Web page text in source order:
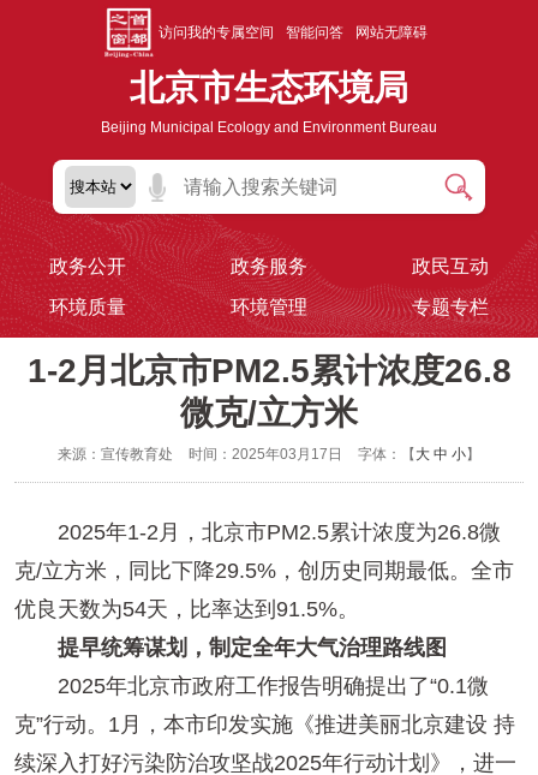
访问我的专属空间 智能问答 网站无障碍
北京市生态环境局
Beijing Municipal Ecology and Environment Bureau
政务公开 政务服务
政民互动
环境质量
环境管理 专题专栏
1-2月北京市PM2.5累计浓度26.8
微克/立方米
来源：宣传教育处 时间：2025年03月17日 字体：【 大 中 小】
2025年1-2月，北京市PM2.5累计浓度为26.8微
克/立方米，同比下降29.5%，创历史同期最低。全市
优良天数为54天，比率达到91.5%。
提早统筹谋划，制定全年大气治理路线图
2025年北京市政府工作报告明确提出了“0.1微
克”行动。1月，本市印发实施《推进美丽北京建设 持
续深入打好污染防治攻坚战2025年行动计划》，进一